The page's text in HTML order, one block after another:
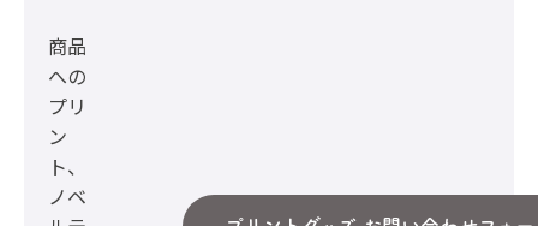
商品
への
プリ
ン
ト、
ノベ